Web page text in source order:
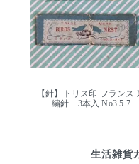
【針】トリス印 フランス
繍針 3本入 No3 5 7
生活雑貨